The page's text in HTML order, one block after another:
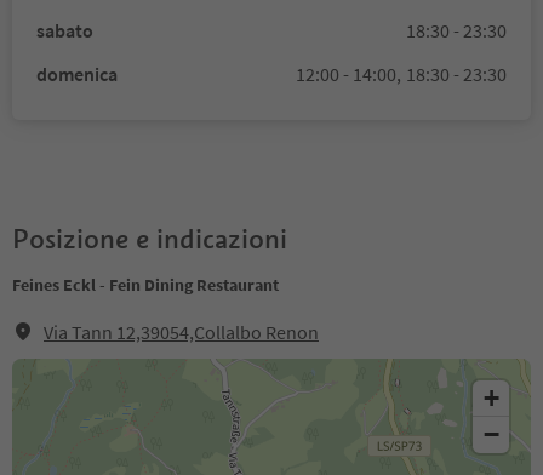
sabato
18:30 - 23:30
domenica
12:00 - 14:00, 18:30 - 23:30
Posizione e indicazioni
Feines Eckl - Fein Dining Restaurant
Via Tann 12,39054,Collalbo Renon
+
−